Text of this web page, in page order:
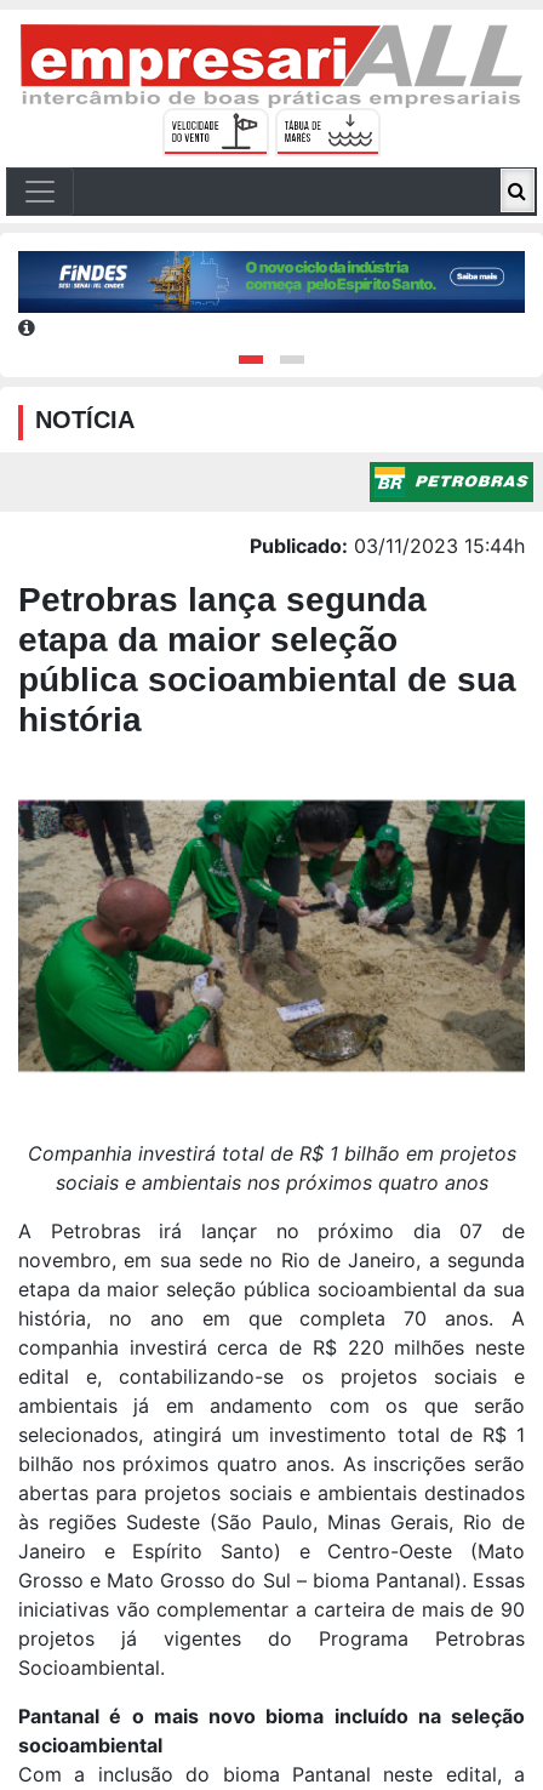
NOTÍCIA
Publicado: 03/11/2023 15:44h
Petrobras lança segunda
etapa da maior seleção
pública socioambiental de sua
história
Companhia investirá total de R$ 1 bilhão em projetos
sociais e ambientais nos próximos quatro anos
A Petrobras irá lançar no próximo dia 07 de
novembro, em sua sede no Rio de Janeiro, a segunda
etapa da maior seleção pública socioambiental da sua
história, no ano em que completa 70 anos. A
companhia investirá cerca de R$ 220 milhões neste
edital e, contabilizando-se os projetos sociais e
ambientais já em andamento com os que serão
selecionados, atingirá um investimento total de R$ 1
bilhão nos próximos quatro anos. As inscrições serão
abertas para projetos sociais e ambientais destinados
às regiões Sudeste (São Paulo, Minas Gerais, Rio de
Janeiro e Espírito Santo) e Centro-Oeste (Mato
Grosso e Mato Grosso do Sul – bioma Pantanal). Essas
iniciativas vão complementar a carteira de mais de 90
projetos já vigentes do Programa Petrobras
Socioambiental.
Pantanal é o mais novo bioma incluído na seleção
socioambiental
Com a inclusão do bioma Pantanal neste edital, a